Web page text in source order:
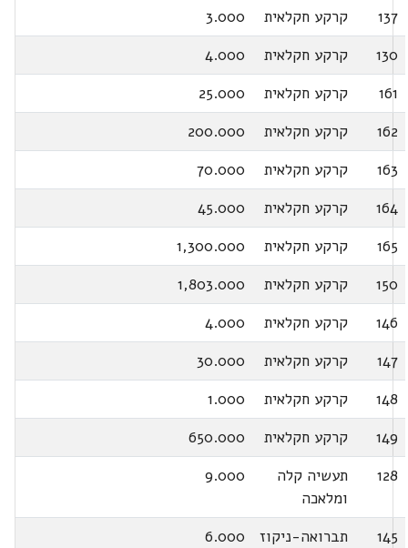
137 קרקע חקלאית
3.000
130
קרקע חקלאית
4.000
161
קרקע חקלאית
25.000
162
קרקע חקלאית
200.000
163
קרקע חקלאית
70.000
164
קרקע חקלאית
45.000
165
קרקע חקלאית
1,300.000
150
קרקע חקלאית
1,803.000
146
קרקע חקלאית
4.000
147
קרקע חקלאית
30.000
148
קרקע חקלאית
1.000
149
קרקע חקלאית
650.000
128
תעשיה קלה
ומלאכה
9.000
145
תברואה-ניקוז
6.000